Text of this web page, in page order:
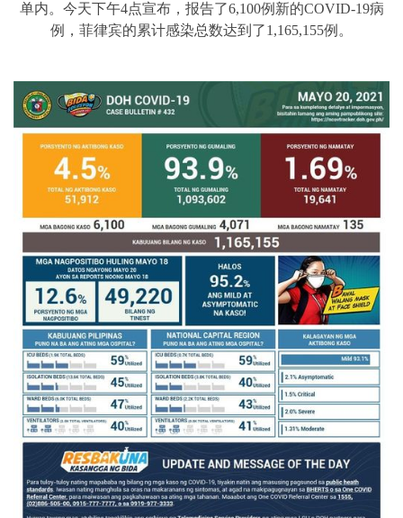
单内。今天下午4点宣布，报告了6,100例新的COVID-19病
例，菲律宾的累计感染总数达到了1,165,155例。